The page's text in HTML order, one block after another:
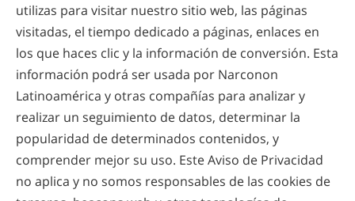
utilizas para visitar nuestro sitio web, las páginas
visitadas, el tiempo dedicado a páginas, enlaces en
los que haces clic y la información de conversión. Esta
información podrá ser usada por Narconon
Latinoamérica y otras compañías para analizar y
realizar un seguimiento de datos, determinar la
popularidad de determinados contenidos, y
comprender mejor su uso. Este Aviso de Privacidad
no aplica y no somos responsables de las cookies de